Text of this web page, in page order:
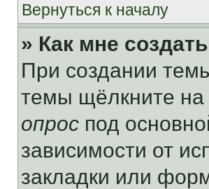
Вернуться к началу
» Как мне
При создании
темы щёлкните
опрос под
зависимости от
закладки или